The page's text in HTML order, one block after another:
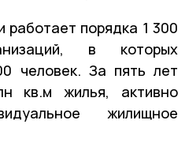
работает порядка 1 300
в которых
человек. За пять лет
кв.м жилья, активно
жилищное